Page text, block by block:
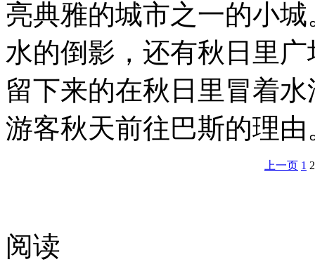
亮典雅的城市之一的小
水的倒影，还有秋日里
留下来的在秋日里冒着
游客秋天前往巴斯的理由
上一页 1 2
阅读